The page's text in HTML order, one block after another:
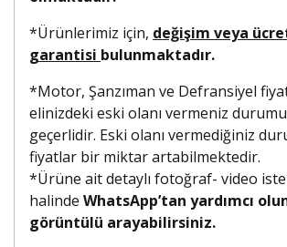
*Ürünlerimiz için, değişim veya
garantisi bulunmaktadır.
*Motor, Şanzıman ve Defransiyel
elinizdeki eski olanı vermeniz
geçerlidir. Eski olanı vermediğiniz
fiyatlar bir miktar artabilmektedir.
*Ürüne ait detaylı fotoğraf- video
halinde WhatsApp’tan yardımcı
görüntülü arayabilirsiniz.